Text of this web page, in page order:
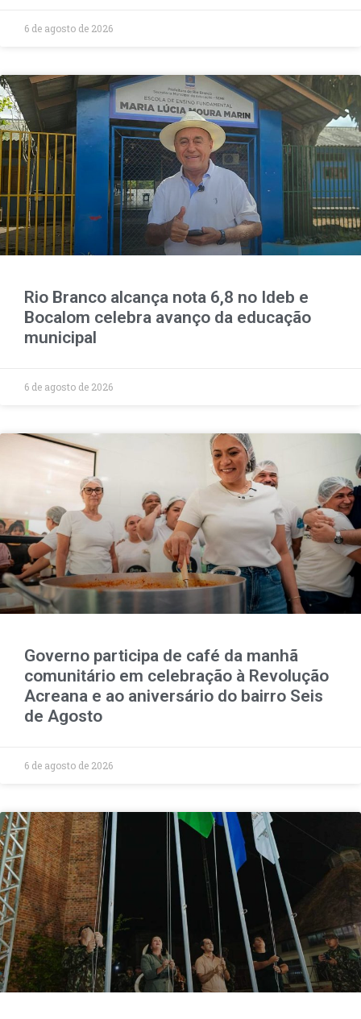
6 de agosto de 2026
Rio Branco alcança nota 6,8 no Ideb e
Bocalom celebra avanço da educação
municipal
6 de agosto de 2026
Governo participa de café da manhã
comunitário em celebração à Revolução
Acreana e ao aniversário do bairro Seis
de Agosto
6 de agosto de 2026